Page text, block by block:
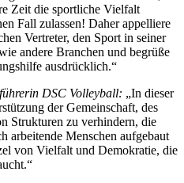
Zeit die sportliche Vielfalt
Fall zulassen! Daher appelliere
Vertreter, den Sport in seiner
andere Branchen und begrüße
ausdrücklich.“
DSC Volleyball: „In dieser
der Gemeinschaft, des
Strukturen zu verhindern, die
arbeitende Menschen aufgebaut
von Vielfalt und Demokratie, die